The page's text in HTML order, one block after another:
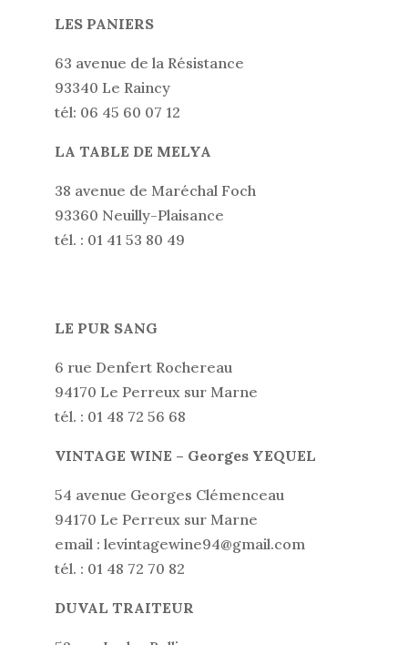
LES PANIERS
63 avenue de la Résistance
93340 Le Raincy
tél: 06 45 60 07 12
LA TABLE DE MELYA
38 avenue de Maréchal Foch
93360 Neuilly-Plaisance
tél. : 01 41 53 80 49
LE PUR SANG
6 rue Denfert Rochereau
94170 Le Perreux sur Marne
tél. : 01 48 72 56 68
VINTAGE WINE – Georges YEQUEL
54 avenue Georges Clémenceau
94170 Le Perreux sur Marne
email : levintagewine94@gmail.com
tél. : 01 48 72 70 82
DUVAL TRAITEUR